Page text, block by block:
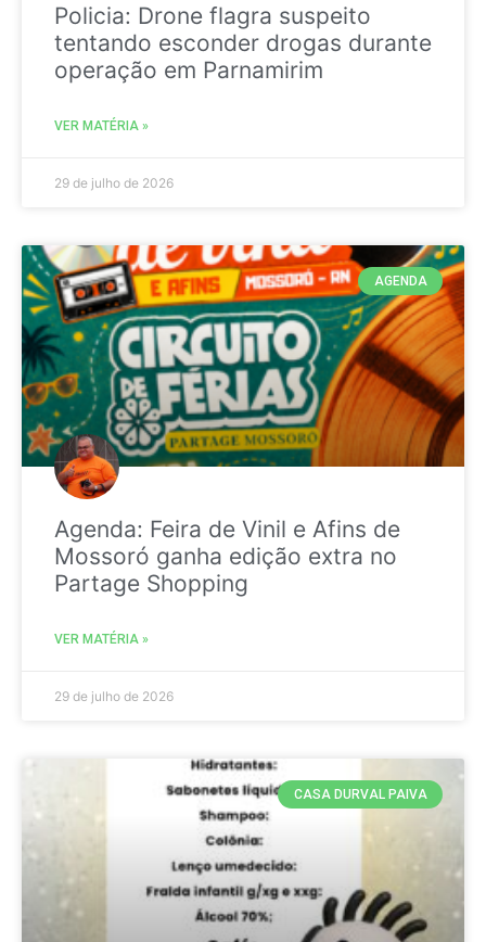
Policia: Drone flagra suspeito
tentando esconder drogas durante
operação em Parnamirim
VER MATÉRIA »
29 de julho de 2026
AGENDA
Agenda: Feira de Vinil e Afins de
Mossoró ganha edição extra no
Partage Shopping
VER MATÉRIA »
29 de julho de 2026
CASA DURVAL PAIVA